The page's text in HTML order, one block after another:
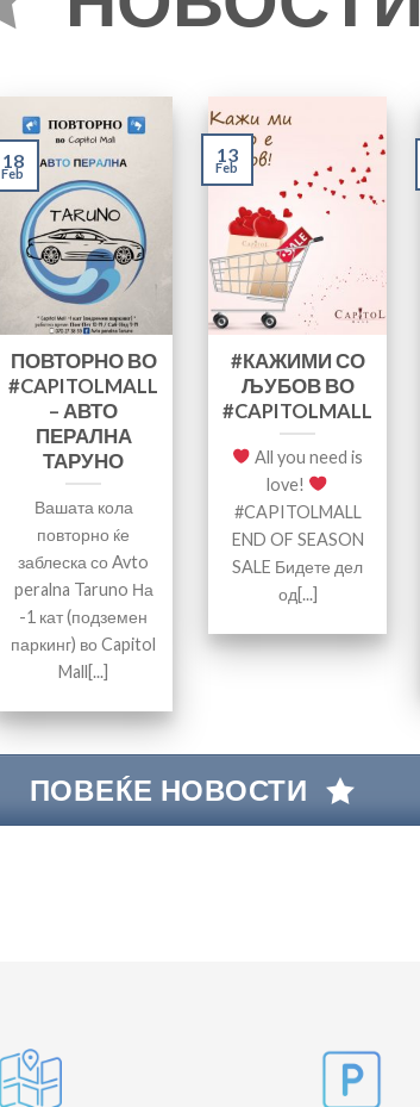
ПОВТОРНО ВО
#CAPITOLMALL
– АВТО
ПЕРАЛНА
ТАРУНО
Вашата кола
повторно ќе
заблеска со Avto
peralna Taruno На
-1 кат (подземен
паркинг) во Capitol
Mall[...]
18
Feb
#КАЖИМИ СО
ЉУБОВ ВО
#CAPITOLMALL
All you need is
love!
#CAPITOLMALL
END OF SEASON
SALE Бидете дел
од[...]
13
Feb
ПОВЕЌЕ НОВОСТИ